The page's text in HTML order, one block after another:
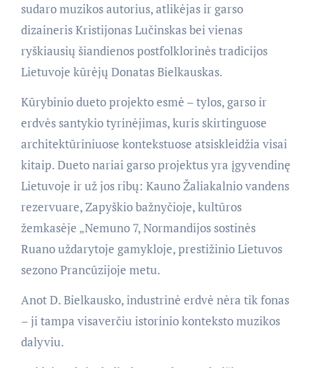
sudaro muzikos autorius, atlikėjas ir garso
dizaineris Kristijonas Lučinskas bei vienas
ryškiausių šiandienos postfolklorinės tradicijos
Lietuvoje kūrėjų Donatas Bielkauskas.
Kūrybinio dueto projekto esmė – tylos, garso ir
erdvės santykio tyrinėjimas, kuris skirtinguose
architektūriniuose kontekstuose atsiskleidžia visai
kitaip. Dueto nariai garso projektus yra įgyvendinę
Lietuvoje ir už jos ribų: Kauno Žaliakalnio vandens
rezervuare, Zapyškio bažnyčioje, kultūros
žemkasėje „Nemuno 7, Normandijos sostinės
Ruano uždarytoje gamykloje, prestižinio Lietuvos
sezono Prancūzijoje metu.
Anot D. Bielkausko, industrinė erdvė nėra tik fonas
– ji tampa visaverčiu istorinio konteksto muzikos
dalyviu.